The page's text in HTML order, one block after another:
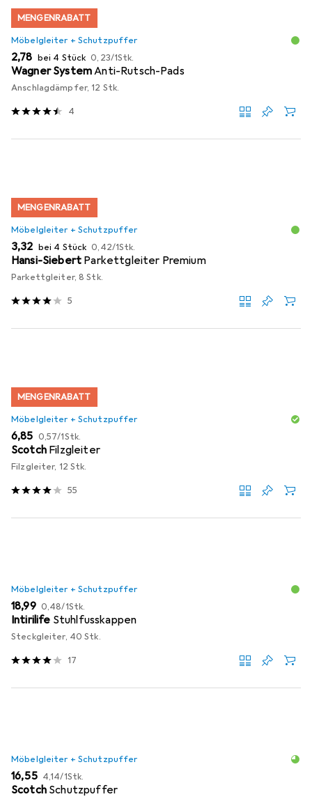
MENGENRABATT
Möbelgleiter + Schutzpuffer
EUR
2,78 bei 4 Stück EUR
0,23/1Stk.
Wagner SystemAnti-Rutsch-Pads
Anschlagdämpfer, 12 Stk.
4
MENGENRABATT
Möbelgleiter + Schutzpuffer
EUR
3,32 bei 4 Stück EUR
0,42/1Stk.
Hansi-Siebert Parkettgleiter Premium
Parkettgleiter, 8 Stk.
5
MENGENRABATT
Möbelgleiter + Schutzpuffer
EUR
6,85 EUR
0,57/1Stk.
Scotch Filzgleiter
Filzgleiter, 12 Stk.
55
Möbelgleiter + Schutzpuffer
EUR
18,99 EUR
0,48/1Stk.
Intirilife Stuhlfusskappen
Steckgleiter, 40 Stk.
17
Möbelgleiter + Schutzpuffer
EUR
16,55 EUR
4,14/1Stk.
Scotch Schutzpuffer